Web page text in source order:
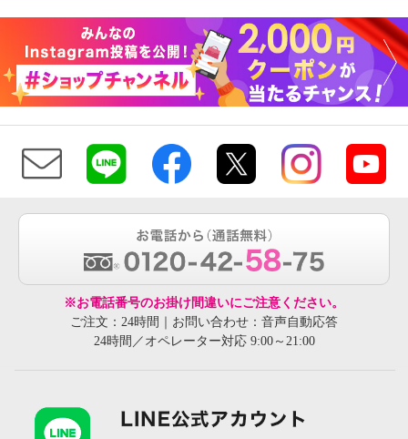
※お電話番号のお掛け間違いにご注意ください。
ご注文：24時間｜お問い合わせ：音声自動応答
24時間／オペレーター対応 9:00～21:00